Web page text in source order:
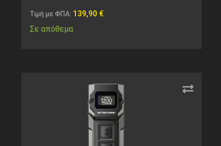
Τιμή με ΦΠΑ: 139,90 €
Σε απόθεμα